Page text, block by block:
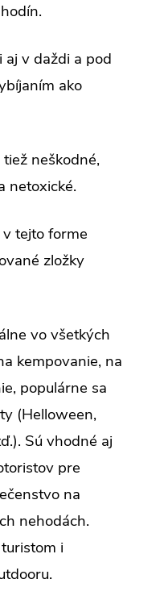
aj v daždi a pod
ako
neškodné,
netoxické.
tejto forme
zložky
vo všetkých
kempovanie, na
populárne sa
(Helloween,
Sú vhodné aj
pre
na
nehodách.
i